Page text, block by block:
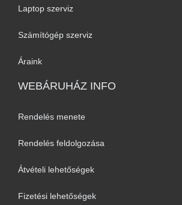
Laptop szerviz
Számítógép szerviz
Áraink
WEBÁRUHÁZ INFO
Rendelés menete
Rendelés feldolgozása
Átvételi lehetőségek
Fizetési lehetőségek